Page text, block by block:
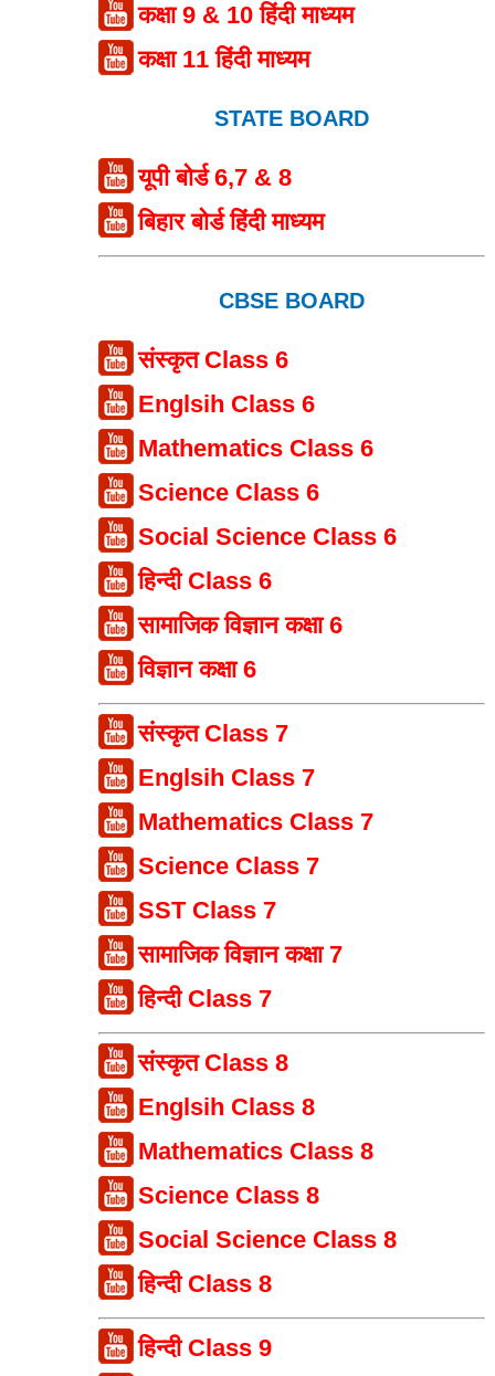
कक्षा 9 & 10 हिंदी माध्यम
कक्षा 11 हिंदी माध्यम
STATE BOARD
यूपी बोर्ड 6,7 & 8
बिहार बोर्ड हिंदी माध्यम
CBSE BOARD
संस्कृत Class 6
Englsih Class 6
Mathematics Class 6
Science Class 6
Social Science Class 6
हिन्दी Class 6
सामाजिक विज्ञान कक्षा 6
विज्ञान कक्षा 6
संस्कृत Class 7
Englsih Class 7
Mathematics Class 7
Science Class 7
SST Class 7
सामाजिक विज्ञान कक्षा 7
हिन्दी Class 7
संस्कृत Class 8
Englsih Class 8
Mathematics Class 8
Science Class 8
Social Science Class 8
हिन्दी Class 8
हिन्दी Class 9